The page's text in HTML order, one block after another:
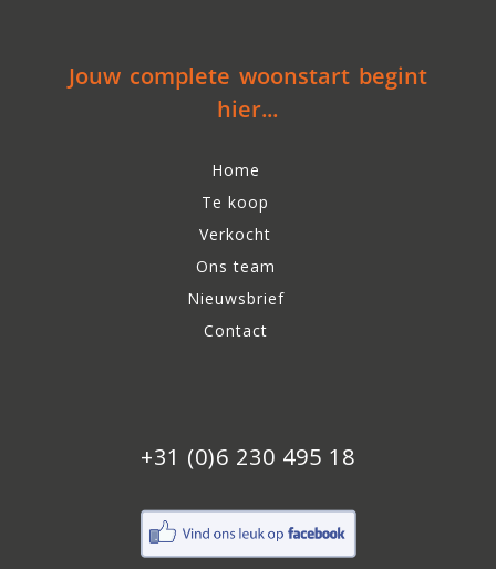
Jouw complete woonstart begint
hier...
Home
Te koop
Verkocht
Ons team
Nieuwsbrief
Contact
+31 (0)6 230 495 18